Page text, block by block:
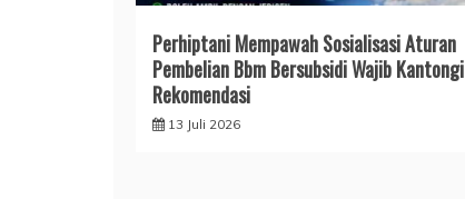
Perhiptani Mempawah Sosialisasi Aturan
Pembelian Bbm Bersubsidi Wajib Kantongi
Rekomendasi
13 Juli 2026